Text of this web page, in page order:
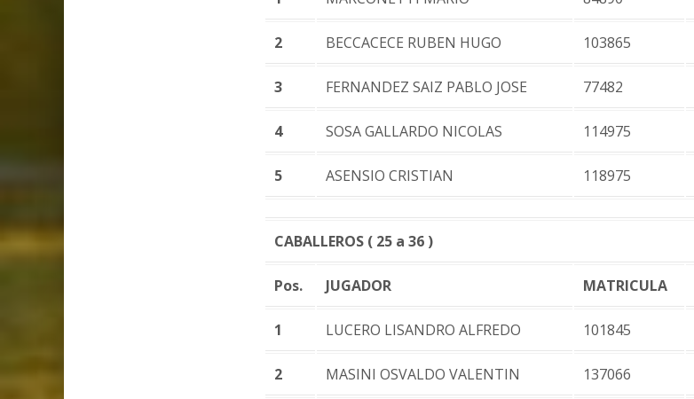
2 BECCACECE RUBEN HUGO 103865
3 FERNANDEZ SAIZ PABLO JOSE 77482
4 SOSA GALLARDO NICOLAS 114975
5 ASENSIO CRISTIAN 118975
CABALLEROS ( 25 a 36 )
Pos. JUGADOR MATRICULA
1 LUCERO LISANDRO ALFREDO 101845
2 MASINI OSVALDO VALENTIN 137066